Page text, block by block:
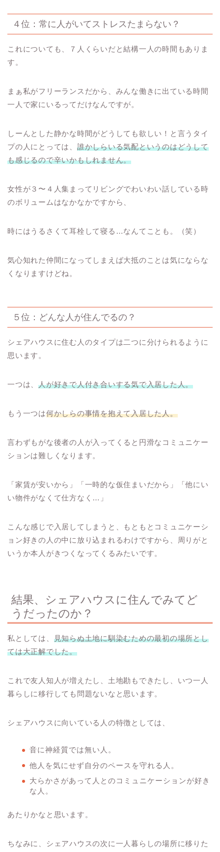
４位：常に人がいてストレスたまらない？
これについても、７人くらいだと結構一人の時間もありま
す。
まぁ私がフリーランスだから、みんな働きに出ている時間
一人で家にいるってだけなんですが。
しーんとした静かな時間がどうしても欲しい！と言うタイ
プの人にとっては、 誰かしらいる気配というのはどうして
も感じるので辛いかもしれません。
女性が３〜４人集まってリビングでわいわい話している時
のボリュームはなかなかですから、
時にはうるさくて耳栓して寝る…なんてことも。（笑）
気心知れた仲間になってしまえば大抵のことは気にならな
くなりますけどね。
５位：どんな人が住んでるの？
シェアハウスに住む人のタイプは二つに分けられるように
思います。
一つは、人が好きで人付き合いする気で入居した人。
もう一つは何かしらの事情を抱えて入居した人。
言わずもがな後者の人が入ってくると円滑なコミュニケー
ションは難しくなります。
「家賃が安いから」「一時的な仮住まいだから」「他にい
い物件がなくて仕方なく…」
こんな感じで入居してしまうと、もともとコミュニケーシ
ョン好きの人の中に放り込まれるわけですから、周りがと
いうか本人がきつくなってくるみたいです。
結果、シェアハウスに住んでみてど
うだったのか？
私としては、 見知らぬ土地に馴染むための最初の場所とし
ては大正解でした。
これで友人知人が増えたし、土地勘もできたし、いつ一人
暮らしに移行しても問題ないなと思います。
シェアハウスに向いている人の特徴としては、
音に神経質では無い人。
他人を気にせず自分のペースを守れる人。
大らかさがあって人とのコミュニケーションが好き
な人。
あたりかなと思います。
ちなみに、シェアハウスの次に一人暮らしの場所に移りた